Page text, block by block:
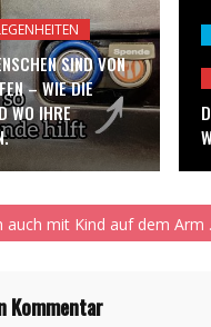
SIND VON
– WIE DIE
WO IHRE
auch mit Kind auf dem Arm
Kommentar